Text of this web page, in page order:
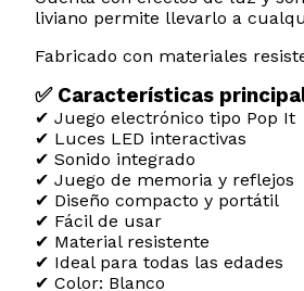
liviano permite llevarlo a
Fabricado con materiales
✅ Características
✔ Juego electrónico tipo Pop It
✔ Luces LED interactivas
✔ Sonido integrado
✔ Juego de memoria y reflejos
✔ Diseño compacto y portátil
✔ Fácil de usar
✔ Material resistente
✔ Ideal para todas las edades
✔ Color: Blanco